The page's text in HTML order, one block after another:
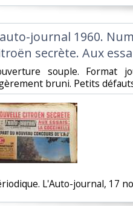
journal 1960.
secrète. Aux
souple. Format
bruni. Petits
L'Auto-journal, 17